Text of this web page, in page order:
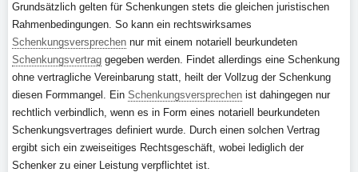
Grundsätzlich gelten für Schenkungen stets die gleichen juristischen
Rahmenbedingungen. So kann ein rechtswirksames
Schenkungsversprechen nur mit einem notariell beurkundeten
Schenkungsvertrag gegeben werden. Findet allerdings eine Schenkung
ohne vertragliche Vereinbarung statt, heilt der Vollzug der Schenkung
diesen Formmangel. Ein Schenkungsversprechen ist dahingegen nur
rechtlich verbindlich, wenn es in Form eines notariell beurkundeten
Schenkungsvertrages definiert wurde. Durch einen solchen Vertrag
ergibt sich ein zweiseitiges Rechtsgeschäft, wobei lediglich der
Schenker zu einer Leistung verpflichtet ist.